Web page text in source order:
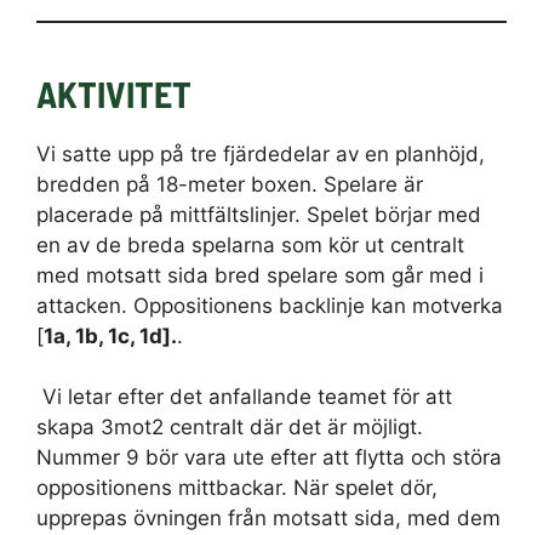
AKTIVITET
Vi satte upp på tre fjärdedelar av en planhöjd,
bredden på 18-meter boxen. Spelare är
placerade på mittfältslinjer. Spelet börjar med
en av de breda spelarna som kör ut centralt
med motsatt sida bred spelare som går med i
attacken. Oppositionens backlinje kan motverka
[1a, 1b, 1c, 1d]..
Vi letar efter det anfallande teamet för att
skapa 3mot2 centralt där det är möjligt.
Nummer 9 bör vara ute efter att flytta och störa
oppositionens mittbackar. När spelet dör,
upprepas övningen från motsatt sida, med dem